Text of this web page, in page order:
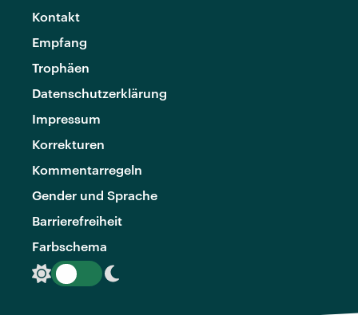
Kontakt
Empfang
Trophäen
Datenschutzerklärung
Impressum
Korrekturen
Kommentarregeln
Gender und Sprache
Barrierefreiheit
Farbschema